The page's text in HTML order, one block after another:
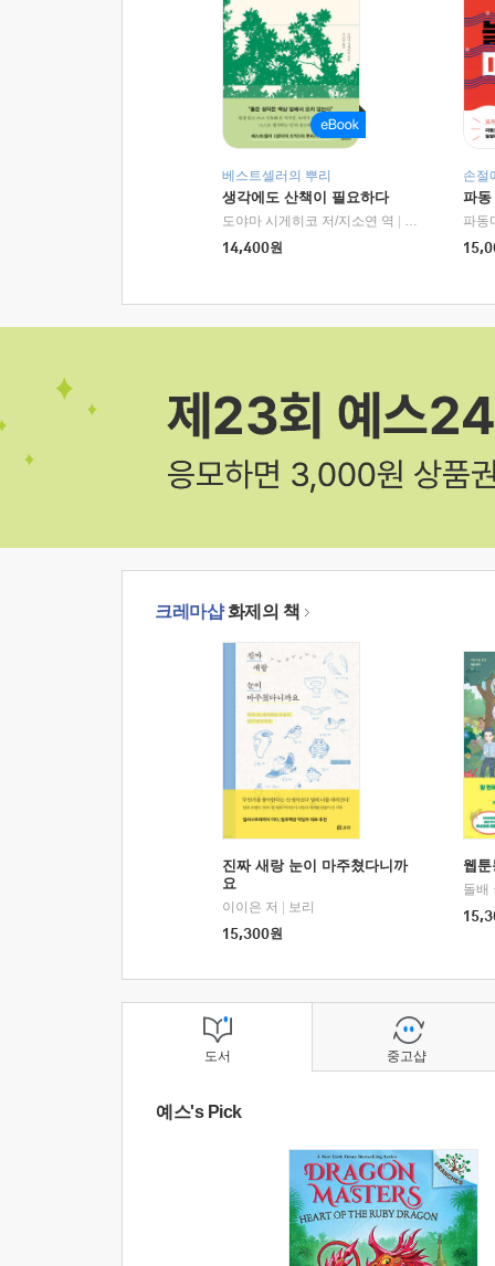
베스트셀러의 뿌리
생각에도 산책이 필요하다
도야마 시게히코 저/지소연 역
알에이치코리
14,400원
손절
파동
파동
크레마샵화제의 책
진짜 새랑 눈이 마주쳤다니까
요
이이은 저
보리
15,300원
웹
돌배
도서
예스's Pick
중고샵